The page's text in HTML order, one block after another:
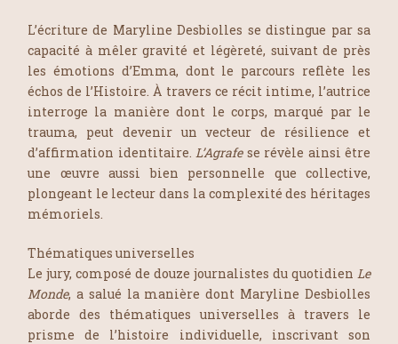
L’écriture de Maryline Desbiolles se distingue par sa
capacité à mêler gravité et légèreté, suivant de près
les émotions d’Emma, dont le parcours reflète les
échos de l’Histoire. À travers ce récit intime, l’autrice
interroge la manière dont le corps, marqué par le
trauma, peut devenir un vecteur de résilience et
d’affirmation identitaire. L’Agrafese révèle ainsi être
une œuvre aussi bien personnelle que collective,
plongeant le lecteur dans la complexité des héritages
mémoriels.
Thématiques universelles
Le jury, composé de douze journalistes du quotidien Le
Monde, a salué la manière dont Maryline Desbiolles
aborde des thématiques universelles à travers le
prisme de l’histoire individuelle, inscrivant son